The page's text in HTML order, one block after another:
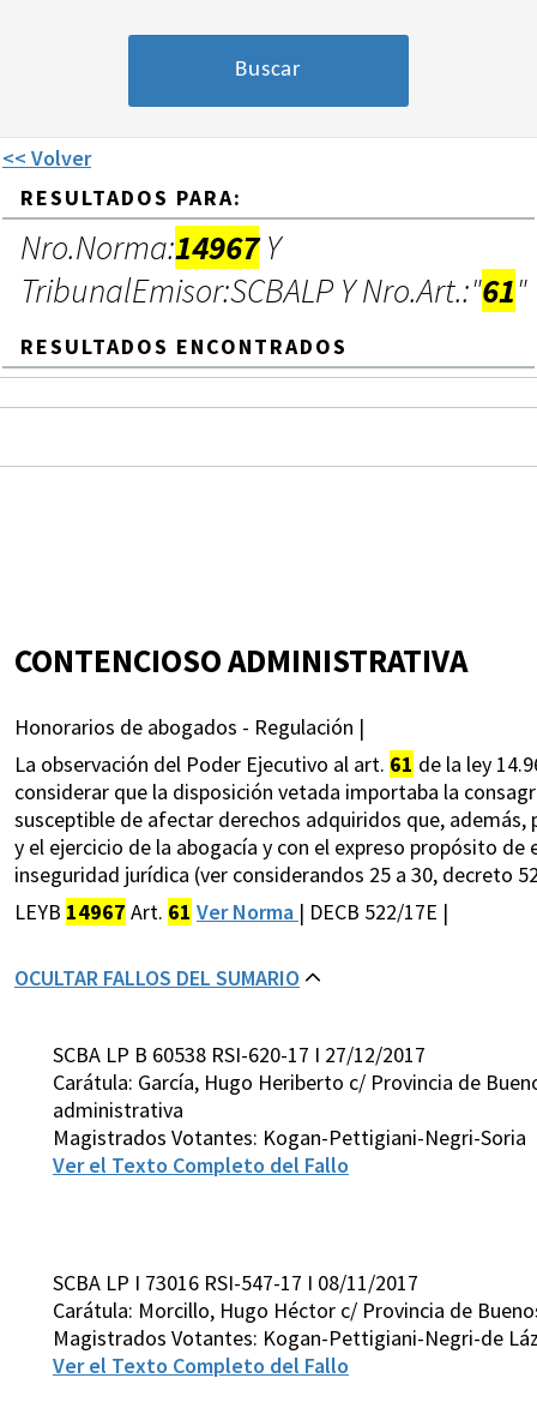
<< Volver
RESULTADOS PARA:
Nro.Norma:14967Y
TribunalEmisor:SCBALP Y Nro.Art.:"61"
RESULTADOS ENCONTRADOS
CONTENCIOSO ADMINISTRATIVA
Honorarios de abogados - Regulación |
La observación del Poder Ejecutivo al art. 61 de la ley
considerar que la disposición vetada importaba la
susceptible de afectar derechos adquiridos que,
y el ejercicio de la abogacía y con el expreso propósito
inseguridad jurídica (ver considerandos 25 a 30, decreto
LEYB 14967 Art. 61 Ver Norma | DECB 522/17E |
OCULTAR FALLOS DEL SUMARIO
SCBA LP B 60538 RSI-620-17 I 27/12/2017
Carátula: García, Hugo Heriberto c/ Provincia de
administrativa
Magistrados Votantes: Kogan-Pettigiani-Negri-Soria
Ver el Texto Completo del Fallo
SCBA LP I 73016 RSI-547-17 I 08/11/2017
Carátula: Morcillo, Hugo Héctor c/ Provincia de
Magistrados Votantes: Kogan-Pettigiani-Negri-de
Ver el Texto Completo del Fallo